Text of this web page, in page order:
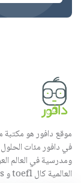
موقع دافور هو مكتبة
في دافور مئات
ومدرسية في العالم
العالمية كال toefl و Ielts و SAT وغيرها الكثير.